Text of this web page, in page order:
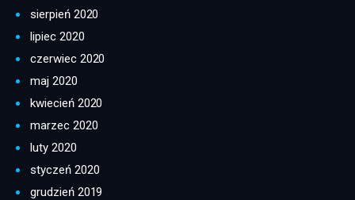
sierpień 2020
lipiec 2020
czerwiec 2020
maj 2020
kwiecień 2020
marzec 2020
luty 2020
styczeń 2020
grudzień 2019